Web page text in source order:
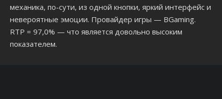
механика, по-сути, из одной кнопки, яркий интерфейс и
невероятные эмоции. Провайдер игры — BGaming.
RTP = 97,0% — что является довольно высоким
показателем.